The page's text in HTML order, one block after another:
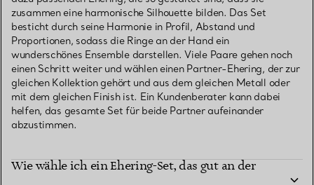
zusammen eine harmonische Silhouette bilden. Das Set
besticht durch seine Harmonie in Profil, Abstand und
Proportionen, sodass die Ringe an der Hand ein
wunderschönes Ensemble darstellen. Viele Paare gehen noch
einen Schritt weiter und wählen einen Partner-Ehering, der zur
gleichen Kollektion gehört und aus dem gleichen Metall oder
mit dem gleichen Finish ist. Ein Kundenberater kann dabei
helfen, das gesamte Set für beide Partner aufeinander
abzustimmen.
Wie wähle ich ein Ehering-Set, das gut an der